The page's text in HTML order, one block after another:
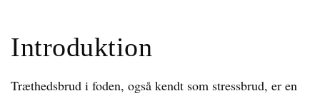
Introduktion
Træthedsbrud i foden, også kendt som stressbrud, er en